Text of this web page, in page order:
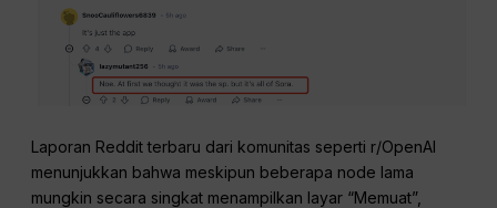
Laporan Reddit terbaru dari komunitas seperti r/OpenAI
menunjukkan bahwa meskipun beberapa node lama
mungkin secara singkat menampilkan layar “Memuat”,